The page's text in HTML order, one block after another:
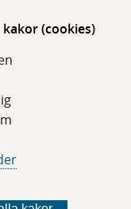
(cookies)